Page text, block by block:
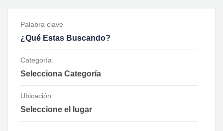
Palabra clave
Categoría
Ubicación